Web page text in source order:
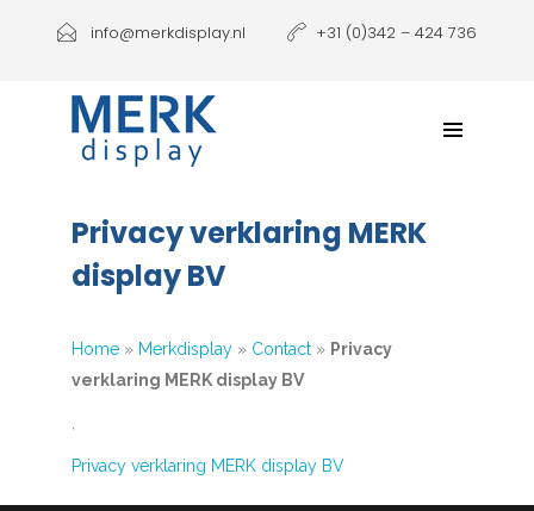
Producten
Klantbeleving
info@merkdisplay.nl +31 (0)342 – 424 736
Privacy verklaring MERK
display BV
Home» Merkdisplay» Contact» Privacy
verklaring MERK display BV
`
Privacy verklaring MERK display BV